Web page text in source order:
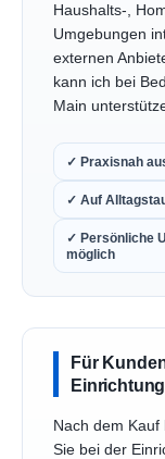
Haushalts-,
Umgebungen
externen
kann ich bei
Main
✓ Praxisnah
✓ Auf
✓ Persönliche
möglich
Für
Nach dem
Sie bei der